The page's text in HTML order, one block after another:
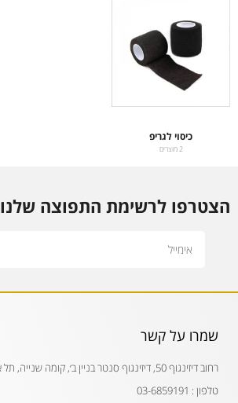
כיסוי לגריפ
2 מוצרים
הצטרפו לרשימת התפוצה שלנו
שמרו על קשר
רחוב דיזינגוף 50, דיזינגוף סנטר בניין ב׳, קומה שנייה, תל אביב
טלפון : 03-6859191